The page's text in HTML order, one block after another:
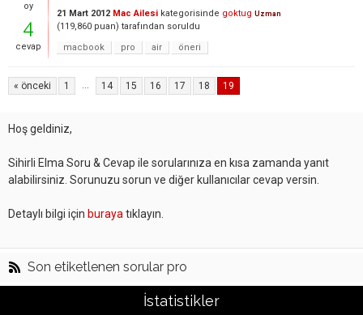
oy
4
cevap
21 Mart 2012 Mac Ailesi kategorisinde goktug Uzman
(119,860 puan) tarafından soruldu
macbook
pro air öneri
« önceki 1 ... 14 15 16 17 18 19
Hoş geldiniz,
Sihirli Elma Soru & Cevap ile sorularınıza en kısa zamanda yanıt
alabilirsiniz. Sorunuzu sorun ve diğer kullanıcılar cevap versin.
Detaylı bilgi için buraya tıklayın.
Son etiketlenen sorular pro
İstatistikler